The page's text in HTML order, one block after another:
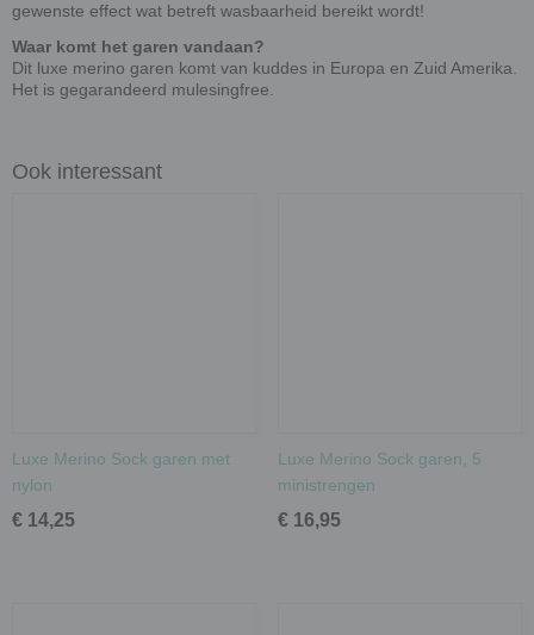
gewenste effect wat betreft wasbaarheid bereikt wordt!
Waar komt het garen vandaan?
Dit luxe merino garen komt van kuddes in Europa en Zuid Amerika.
Het is gegarandeerd mulesingfree.
Ook interessant
Luxe Merino Sock garen met
nylon
€ 14,25
Luxe Merino Sock garen, 5
ministrengen
€ 16,95